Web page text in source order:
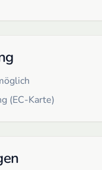
(EC-Karte)